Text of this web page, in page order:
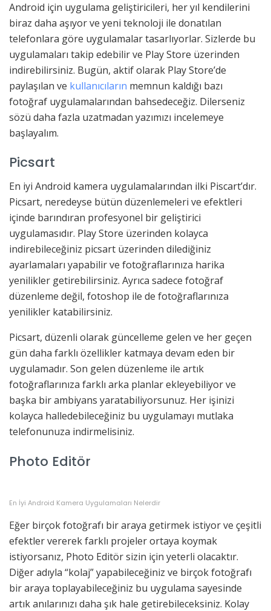
Android için uygulama geliştiricileri, her yıl kendilerini
biraz daha aşıyor ve yeni teknoloji ile donatılan
telefonlara göre uygulamalar tasarlıyorlar. Sizlerde bu
uygulamaları takip edebilir ve Play Store üzerinden
indirebilirsiniz. Bugün, aktif olarak Play Store’de
paylaşılan ve kullanıcıların memnun kaldığı bazı
fotoğraf uygulamalarından bahsedeceğiz. Dilerseniz
sözü daha fazla uzatmadan yazımızı incelemeye
başlayalım.
Picsart
En iyi Android kamera uygulamalarından ilki Piscart’dır.
Picsart, neredeyse bütün düzenlemeleri ve efektleri
içinde barındıran profesyonel bir geliştirici
uygulamasıdır. Play Store üzerinden kolayca
indirebileceğiniz picsart üzerinden dilediğiniz
ayarlamaları yapabilir ve fotoğraflarınıza harika
yenilikler getirebilirsiniz. Ayrıca sadece fotoğraf
düzenleme değil, fotoshop ile de fotoğraflarınıza
yenilikler katabilirsiniz.
Picsart, düzenli olarak güncelleme gelen ve her geçen
gün daha farklı özellikler katmaya devam eden bir
uygulamadır. Son gelen düzenleme ile artık
fotoğraflarınıza farklı arka planlar ekleyebiliyor ve
başka bir ambiyans yaratabiliyorsunuz. Her işinizi
kolayca halledebileceğiniz bu uygulamayı mutlaka
telefonunuza indirmelisiniz.
Photo Editör
En İyi Android Kamera Uygulamaları Nelerdir
Eğer birçok fotoğrafı bir araya getirmek istiyor ve çeşitli
efektler vererek farklı projeler ortaya koymak
istiyorsanız, Photo Editör sizin için yeterli olacaktır.
Diğer adıyla “kolaj” yapabileceğiniz ve birçok fotoğrafı
bir araya toplayabileceğiniz bu uygulama sayesinde
artık anılarınızı daha şık hale getirebileceksiniz. Kolay